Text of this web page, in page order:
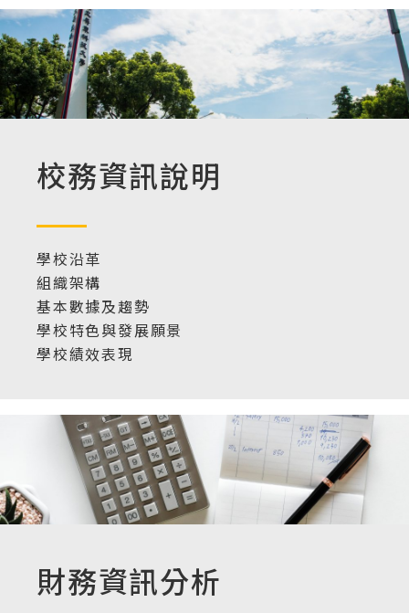
校務資訊說明
學校沿革
組織架構
基本數據及趨勢
學校特色與發展願景
學校績效表現
財務資訊分析